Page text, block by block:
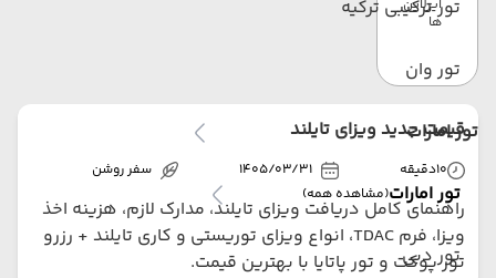
تور ترکیبی ترکیه
تور وان
تور امارات
تور امارات(مشاهده همه)
تور دبی
ایرلاین
ها
قیمت جدید ویزای تایلند
10دقیقه 1405/03/31 سفر روشن
راهنمای کامل دریافت ویزای تایلند، مدارک لازم، هزینه اخذ
ویزا، فرم TDAC، انواع ویزای توریستی و کاری تایلند + رزرو
تور پوکت و تور پاتایا با بهترین قیمت.